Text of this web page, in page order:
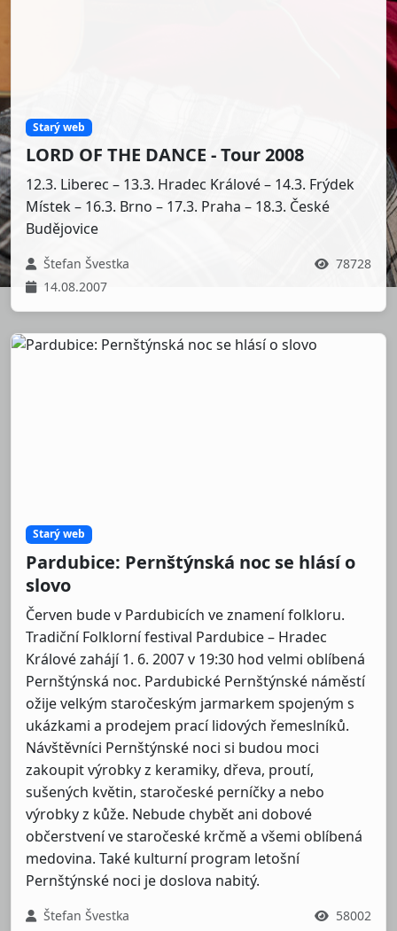
Starý web
LORD OF THE DANCE - Tour 2008
12.3. Liberec – 13.3. Hradec Králové – 14.3. Frýdek
Místek – 16.3. Brno – 17.3. Praha – 18.3. České
Budějovice
Štefan Švestka
78728
14.08.2007
Starý web
Pardubice: Pernštýnská noc se hlásí o
slovo
Červen bude v Pardubicích ve znamení folkloru.
Tradiční Folklorní festival Pardubice – Hradec
Králové zahájí 1. 6. 2007 v 19:30 hod velmi oblíbená
Pernštýnská noc. Pardubické Pernštýnské náměstí
ožije velkým staročeským jarmarkem spojeným s
ukázkami a prodejem prací lidových řemeslníků.
Návštěvníci Pernštýnské noci si budou moci
zakoupit výrobky z keramiky, dřeva, proutí,
sušených květin, staročeské perníčky a nebo
výrobky z kůže. Nebude chybět ani dobové
občerstvení ve staročeské krčmě a všemi oblíbená
medovina. Také kulturní program letošní
Pernštýnské noci je doslova nabitý.
Štefan Švestka
58002